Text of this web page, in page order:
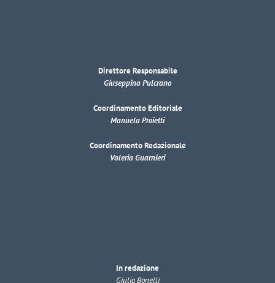
Direttore Responsabile
Giuseppina Pulcrano
Coordinamento Editoriale
Manuela Proietti
Coordinamento Redazionale
Valeria Guarnieri
In redazione
Giulia Bonelli